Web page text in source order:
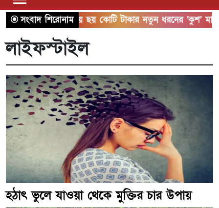
সংবাদ শিরোনাম
সাতক্ষীরায় ছয় কোটি টাকার নতুন ধরনের ‘কুশ’ মাদকসহ আটক ১
লাইফস্টাইল
হঠাৎ ভুলে যাওয়া থেকে মুক্তির চার উপায়